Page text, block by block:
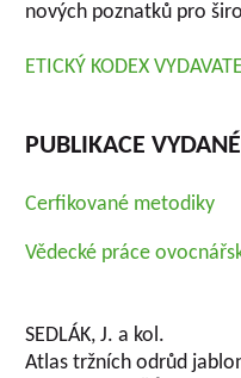
nových poznatků pro
ETICKÝ KODEX
PUBLIKACE
Cerfikované metodiky
Vědecké práce
SEDLÁK, J. a kol.
Atlas tržních odrůd